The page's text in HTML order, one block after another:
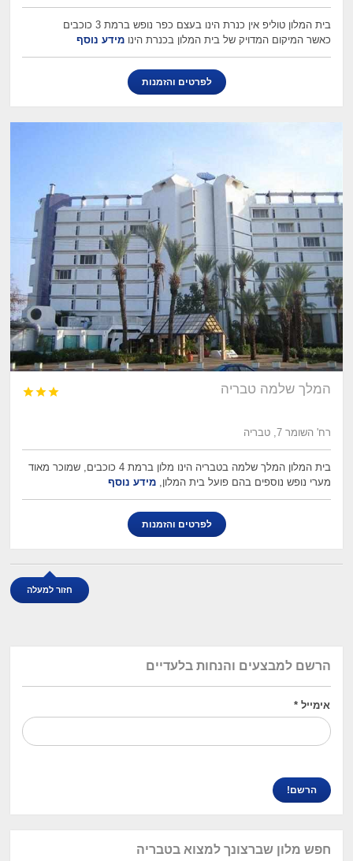
בית המלון טוליפ אין כנרת הינו בעצם כפר נופש ברמת 3 כוכבים
כאשר המיקום המדויק של בית המלון בכנרת הינומידע נוסף
לפרטים והזמנות
המלך שלמה טבריה 


רח' השומר 7, טבריה
בית המלון המלך שלמה בטבריה הינו מלון ברמת 4 כוכבים, שמוכר מאוד
מערי נופש נוספים בהם פועל בית המלון,מידע נוסף
לפרטים והזמנות
חזור למעלה
הרשם למבצעים והנחות בלעדיים
אימייל*
חפש מלון שברצונך למצוא בטבריה